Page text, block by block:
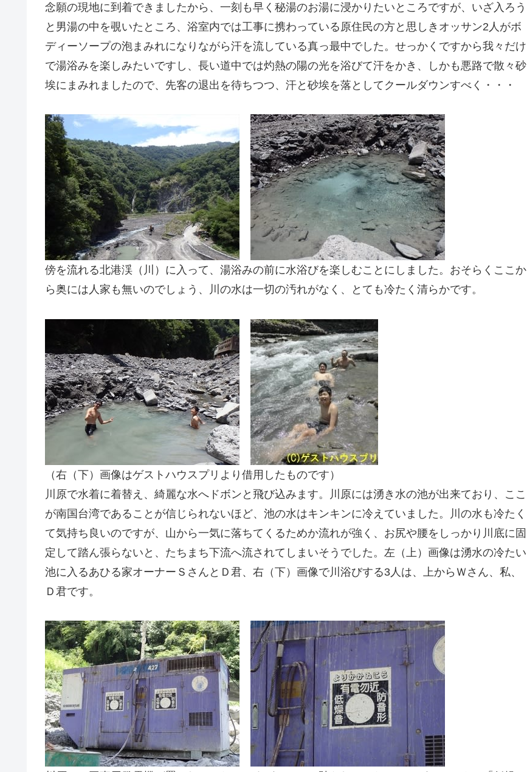
念願の現地に到着できましたから、一刻も早く秘湯のお湯に浸かりたいところですが、いざ入ろう
と男湯の中を覗いたところ、浴室内では工事に携わっている原住民の方と思しきオッサン2人がボ
ディーソープの泡まみれになりながら汗を流している真っ最中でした。せっかくですから我々だけ
で湯浴みを楽しみたいですし、長い道中では灼熱の陽の光を浴びて汗をかき、しかも悪路で散々砂
埃にまみれましたので、先客の退出を待ちつつ、汗と砂埃を落としてクールダウンすべく・・・
傍を流れる北港渓（川）に入って、湯浴みの前に水浴びを楽しむことにしました。おそらくここか
ら奥には人家も無いのでしょう、川の水は一切の汚れがなく、とても冷たく清らかです。
（右（下）画像はゲストハウスプリより借用したものです）
川原で水着に着替え、綺麗な水へドボンと飛び込みます。川原には湧き水の池が出来ており、ここ
が南国台湾であることが信じられないほど、池の水はキンキンに冷えていました。川の水も冷たく
て気持ち良いのですが、山から一気に落ちてくるためか流れが強く、お尻や腰をしっかり川底に固
定して踏ん張らないと、たちまち下流へ流されてしまいそうでした。左（上）画像は湧水の冷たい
池に入るあひる家オーナーＳさんとＤ君、右（下）画像で川浴びする3人は、上からＷさん、私、
Ｄ君です。